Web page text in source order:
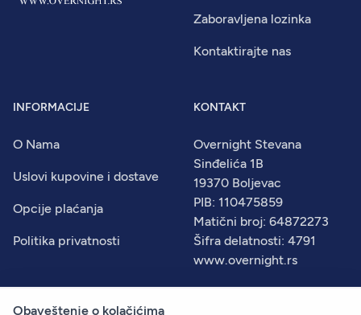
Zaboravljena lozinka
Kontaktirajte nas
INFORMACIJE
O Nama
Uslovi kupovine i dostave
Opcije plaćanja
Politika privatnosti
KONTAKT
Overnight Stevana
Sinđelića 1B
19370 Boljevac
PIB: 110475859
Matični broj: 64872273
Šifra delatnosti: 4791
www.overnight.rs
Obaveštenje o kolačićima